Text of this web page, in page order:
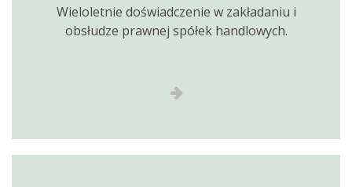
Wieloletnie doświadczenie w zakładaniu i
obsłudze prawnej spółek handlowych.